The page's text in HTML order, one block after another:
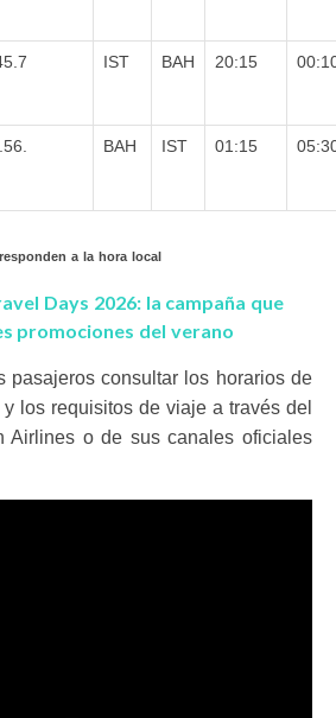
IST BAH 20:15
BAH IST 01:15
a la hora local
Days 2026: la campaña que
promociones del verano
pasajeros consultar los horarios de
los requisitos de viaje a través del
Airlines o de sus canales oficiales